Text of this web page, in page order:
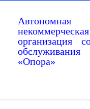
Автономная
некоммерческая
организация
обслуживания
«Опора»